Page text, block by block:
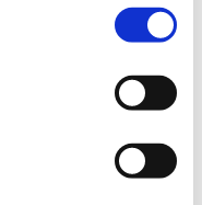
„Toy Story 5”, w
zagrożeniem.